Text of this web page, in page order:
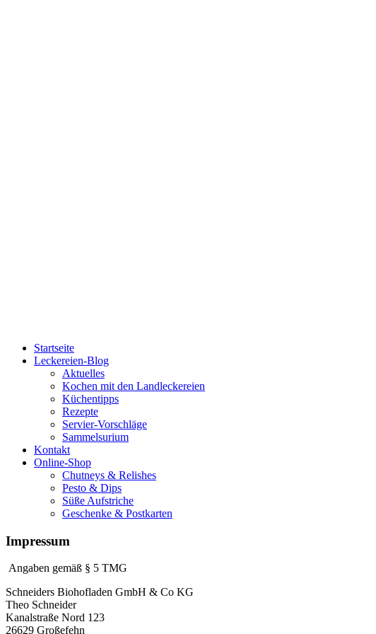
Startseite
Leckereien-Blog
Aktuelles
Kochen mit den Landleckereien
Küchentipps
Rezepte
Servier-Vorschläge
Sammelsurium
Kontakt
Online-Shop
Chutneys & Relishes
Pesto & Dips
Süße Aufstriche
Geschenke & Postkarten
Impressum
Angaben gemäß § 5 TMG
Schneiders Biohofladen GmbH & Co KG
Theo Schneider
Kanalstraße Nord 123
26629 Großefehn